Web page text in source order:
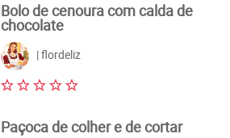
Bolo de cenoura com calda de
chocolate
| flordeliz
Paçoca de colher e de cortar